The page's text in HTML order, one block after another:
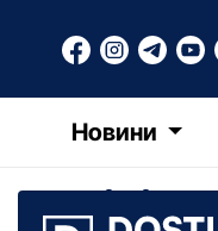
Новини